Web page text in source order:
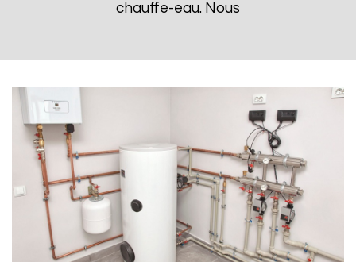
chauffe-eau. Nous